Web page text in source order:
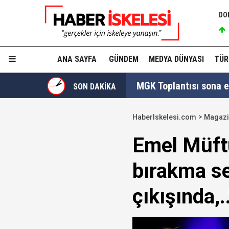
ANA SAYFA GÜNDEM MEDYA DÜNYASI
SON DAKİKA MGK Toplantısı
İzmit Belediyesi'nde
Tahir Sarıkaya'nın
Hakkında fezleke
Hangi suçlar
HaberIskelesi.com
Emel
bırakma